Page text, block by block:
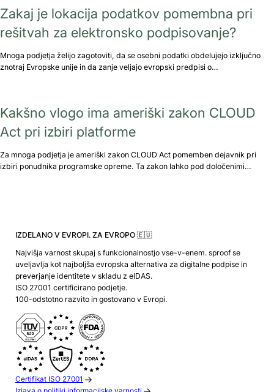
Zakaj je lokacija podatkov pomembna pri
rešitvah za elektronsko podpisovanje?
Mnoga podjetja želijo zagotoviti, da se osebni podatki obdelujejo izključno
znotraj Evropske unije in da zanje veljajo evropski predpisi o…
Kakšno vlogo ima ameriški zakon CLOUD
Act pri izbiri platforme
Za mnoga podjetja je ameriški zakon CLOUD Act pomemben dejavnik pri
izbiri ponudnika programske opreme. Ta zakon lahko pod določenimi…
IZDELANO V EVROPI. ZA EVROPO 🇪🇺
Najvišja varnost skupaj s funkcionalnostjo vse-v-enem. sproof se
uveljavlja kot najboljša evropska alternativa za digitalne podpise in
preverjanje identitete v skladu z eIDAS.
ISO 27001 certificirano podjetje.
100-odstotno razvito in gostovano v Evropi.
Certifikat ISO 27001